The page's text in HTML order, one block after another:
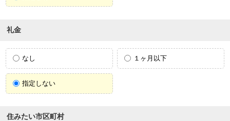
礼金
なし １ヶ月以下
指定しない
住みたい市区町村